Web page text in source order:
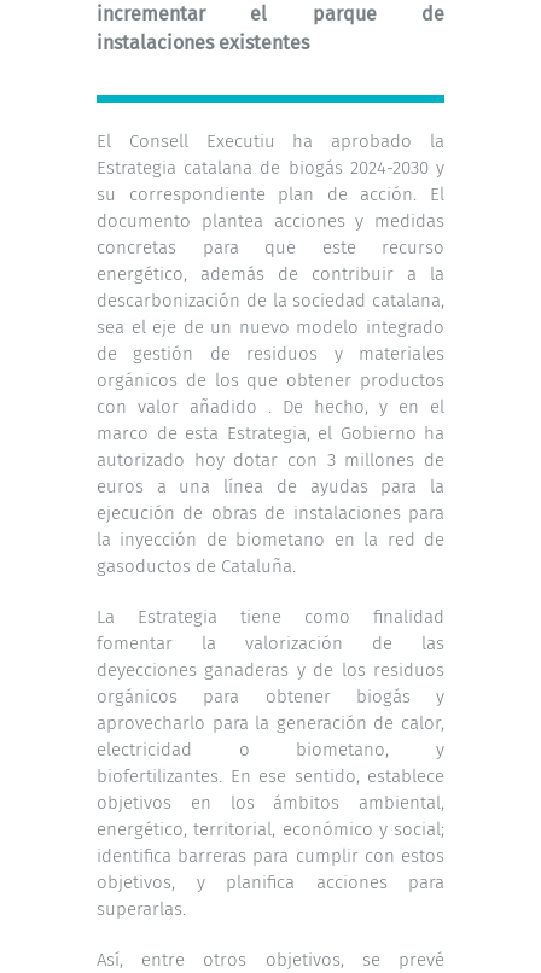
incrementar el parque de
instalaciones existentes
El Consell Executiu ha aprobado la
Estrategia catalana de biogás 2024-2030 y
su correspondiente plan de acción. El
documento plantea acciones y medidas
concretas para que este recurso
energético, además de contribuir a la
descarbonización de la sociedad catalana,
sea el eje de un nuevo modelo integrado
de gestión de residuos y materiales
orgánicos de los que obtener productos
con valor añadido . De hecho, y en el
marco de esta Estrategia, el Gobierno ha
autorizado hoy dotar con 3 millones de
euros a una línea de ayudas para la
ejecución de obras de instalaciones para
la inyección de biometano en la red de
gasoductos de Cataluña.
La Estrategia tiene como finalidad
fomentar la valorización de las
deyecciones ganaderas y de los residuos
orgánicos para obtener biogás y
aprovecharlo para la generación de calor,
electricidad o biometano, y
biofertilizantes. En ese sentido, establece
objetivos en los ámbitos ambiental,
energético, territorial, económico y social;
identifica barreras para cumplir con estos
objetivos, y planifica acciones para
superarlas.
Así, entre otros objetivos, se prevé